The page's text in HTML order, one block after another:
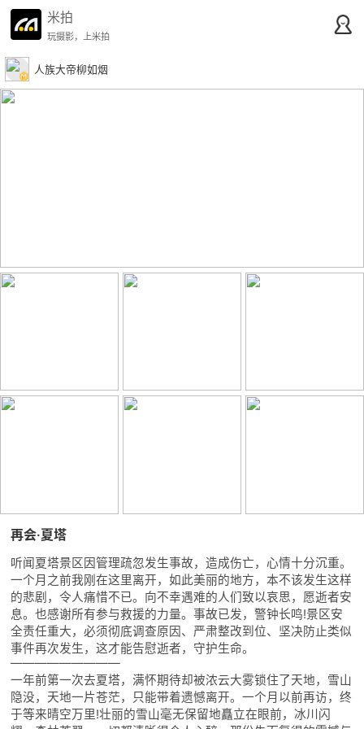
米拍
玩摄影，上米拍
人族大帝柳如烟
再会·夏塔
听闻夏塔景区因管理疏忽发生事故，造成伤亡，心情十分沉重。
一个月之前我刚在这里离开，如此美丽的地方，本不该发生这样
的悲剧，令人痛惜不已。向不幸遇难的人们致以哀思，愿逝者安
息。也感谢所有参与救援的力量。事故已发，警钟长鸣!景区安
全责任重大，必须彻底调查原因、严肃整改到位、坚决防止类似
事件再次发生，这才能告慰逝者，守护生命。
—————————
一年前第一次去夏塔，满怀期待却被浓云大雾锁住了天地，雪山
隐没，天地一片苍茫，只能带着遗憾离开。一个月以前再访，终
于等来晴空万里!壮丽的雪山毫无保留地矗立在眼前，冰川闪